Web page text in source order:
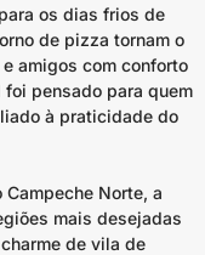
os dias frios de
de pizza tornam o
amigos com conforto
pensado para quem
à praticidade do
Norte, a
mais desejadas
de vila de